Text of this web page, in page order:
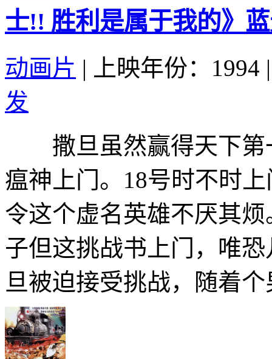
士!! 胜利是属于我的》
动画片 | 上映年份：1994 |
发
撒旦虽然赢得天下第
瘟神上门。18号时不时
令这个虚名英雄不厌其
子但这挑战书上门，唯
旦被迫接受挑战，随着